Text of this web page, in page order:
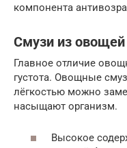
компонента
Смузи из овощей
Главное отличие
густота. Овощные
лёгкостью можно
насыщают организм.
Высокое